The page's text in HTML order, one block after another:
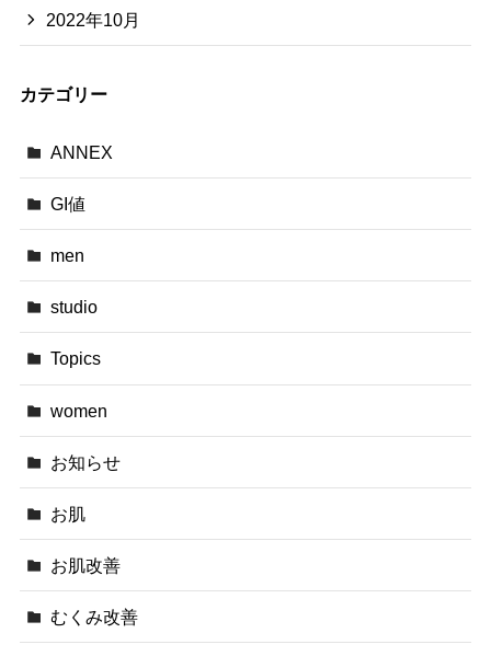
2022年10月
カテゴリー
ANNEX
GI値
men
studio
Topics
women
お知らせ
お肌
お肌改善
むくみ改善